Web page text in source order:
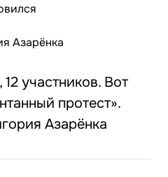
12 участников. Вот
протест».
Азарёнка